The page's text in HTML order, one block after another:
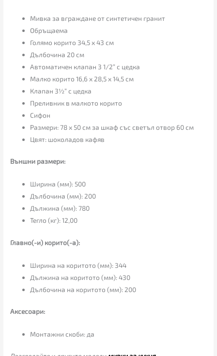
Мивка за вграждане от синтетичен гранит
Обръщаема
Голямо корито 34,5 х 43 см
Дълбочина 20 см
Автоматичен клапан 3 1/2” с цедка
Малко корито 16,6 х 28,5 х 14,5 см
Клапан 3½” с цедка
Преливник в малкото корито
Сифон
Размери: 78 х 50 см за шкаф със светъл отвор 60 см
Цвят: шоколадов кафяв
Външни размери:
Ширина (мм): 500
Дълбочина (мм): 200
Дължина (мм): 780
Тегло (кг): 12,00
Главно(-и) корито(-а):
Ширина на коритото (мм): 344
Дължина на коритото (мм): 430
Дълбочина на коритото (мм): 200
Аксесоари:
Монтажни скоби: да